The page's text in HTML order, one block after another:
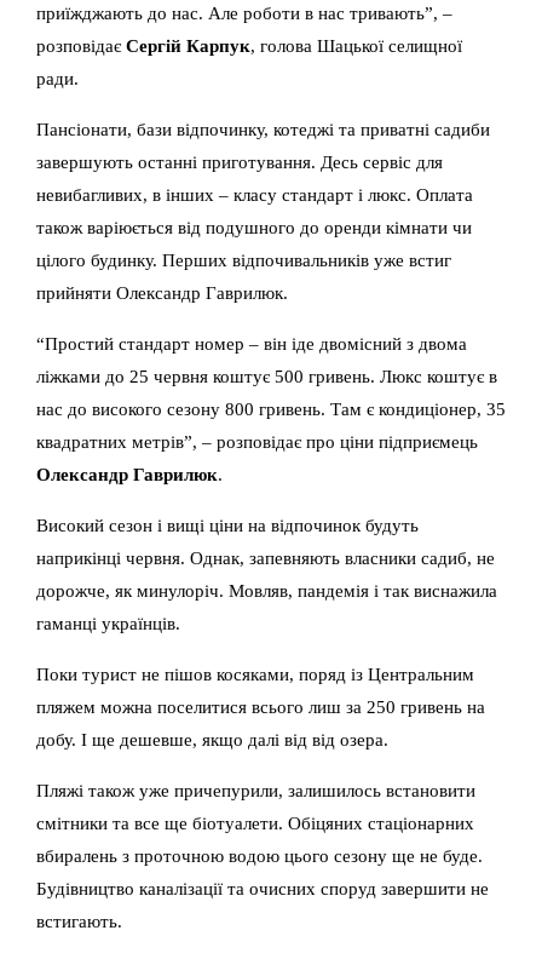
приїжджають до нас. Але роботи в нас тривають”, –
розповідає Сергій Карпук, голова Шацької селищної
ради.
Пансіонати, бази відпочинку, котеджі та приватні садиби
завершують останні приготування. Десь сервіс для
невибагливих, в інших – класу стандарт і люкс. Оплата
також варіюється від подушного до оренди кімнати чи
цілого будинку. Перших відпочивальників уже встиг
прийняти Олександр Гаврилюк.
“Простий стандарт номер – він іде двомісний з двома
ліжками до 25 червня коштує 500 гривень. Люкс коштує в
нас до високого сезону 800 гривень. Там є кондиціонер, 35
квадратних метрів”, – розповідає про ціни підприємець
Олександр Гаврилюк.
Високий сезон і вищі ціни на відпочинок будуть
наприкінці червня. Однак, запевняють власники садиб, не
дорожче, як минулоріч. Мовляв, пандемія і так виснажила
гаманці українців.
Поки турист не пішов косяками, поряд із Центральним
пляжем можна поселитися всього лиш за 250 гривень на
добу. І ще дешевше, якщо далі від від озера.
Пляжі також уже причепурили, залишилось встановити
смітники та все ще біотуалети. Обіцяних стаціонарних
вбиралень з проточною водою цього сезону ще не буде.
Будівництво каналізації та очисних споруд завершити не
встигають.